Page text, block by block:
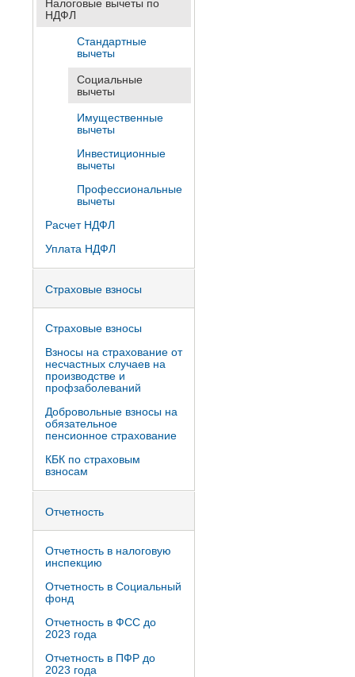
Налоговые вычеты по
НДФЛ
Стандартные
вычеты
Социальные
вычеты
Имущественные
вычеты
Инвестиционные
вычеты
Профессиональные
вычеты
Расчет НДФЛ
Уплата НДФЛ
Страховые взносы
Страховые взносы
Взносы на страхование от
несчастных случаев на
производстве и
профзаболеваний
Добровольные взносы на
обязательное
пенсионное страхование
КБК по страховым
взносам
Отчетность
Отчетность в налоговую
инспекцию
Отчетность в Социальный
фонд
Отчетность в ФСС до
2023 года
Отчетность в ПФР до
2023 года